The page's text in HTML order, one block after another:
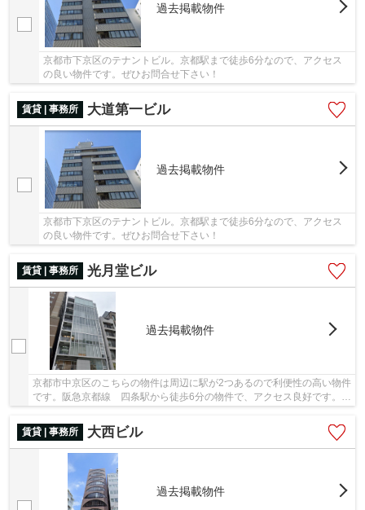
過去掲載物件
京都市下京区のテナントビル。京都駅まで徒歩6分なので、アクセス
の良い物件です。ぜひお問合せ下さい！
賃貸 | 事務所 大道第一ビル
過去掲載物件
京都市下京区のテナントビル。京都駅まで徒歩6分なので、アクセス
の良い物件です。ぜひお問合せ下さい！
賃貸 | 事務所 光月堂ビル
過去掲載物件
京都市中京区のこちらの物件は周辺に駅が2つあるので利便性の高い物件
です。阪急京都線 四条駅から徒歩6分の物件で、アクセス良好です。
賃貸 | 事務所
大西ビル
過去掲載物件